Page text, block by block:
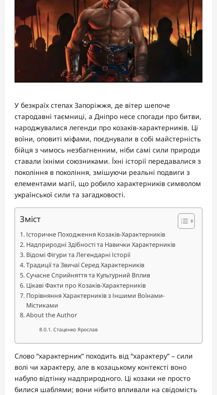
У безкраїх степах Запоріжжя, де вітер шепоче
стародавні таємниці, а Дніпро несе спогади про битви,
народжувалися легенди про козаків-характерників. Ці
воїни, оповиті міфами, поєднували в собі майстерність
бійця з чимось незбагненним, ніби самі сили природи
ставали їхніми союзниками. Їхні історії передавалися з
покоління в покоління, змішуючи реальні подвиги з
елементами магії, що робило характерників символом
української сили та загадковості.
Зміст
Історичне Походження Козаків-Характерників
Надприродні Здібності та Навички Характерників
Відомі Фігури та Легендарні Історії
Традиції та Звичаї Серед Характерників
Сучасне Сприйняття та Культурний Вплив
Цікаві Факти про Козаків-Характерників
Порівняння Характерників з Іншими Воїнами-
Містиками
About the Author
Стаценко Ярослав
Слово “характерник” походить від “характеру” – сили
волі чи характеру, але в козацькому контексті воно
набуло відтінку надприродного. Ці козаки не просто
билися шаблями; вони нібито впливали на свідомість